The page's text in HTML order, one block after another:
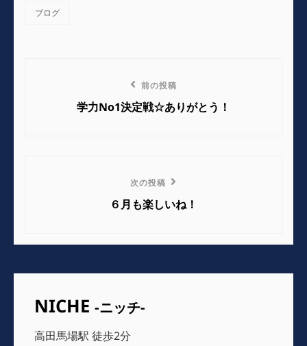
ブログ
前の投稿
学力No1決定戦☆ありがとう！
稿
次の投稿
６月も楽しいね！
NICHE -ニッチ-
高田馬場駅 徒歩2分